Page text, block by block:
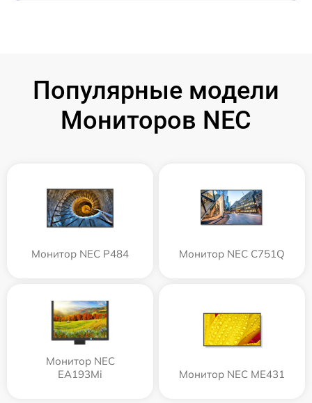
Популярные модели
Мониторов NEC
Монитор NEC P484 Монитор NEC C751Q
Монитор NEC
EA193Mi
Монитор NEC ME431